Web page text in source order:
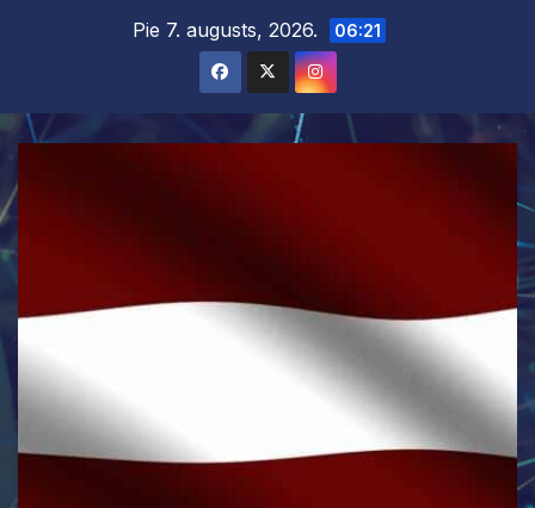
Pie 7. augusts, 2026. 06:21